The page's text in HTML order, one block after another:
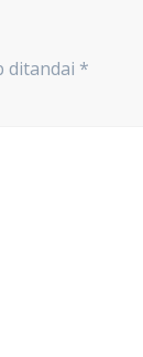
ditandai *